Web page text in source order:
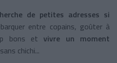
de petites adresses si
entre copains, goûter à
bons etvivre un moment
chichi...